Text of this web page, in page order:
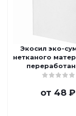
Экосил эко-
нетканого
материалов
5 л
от 48 ₽